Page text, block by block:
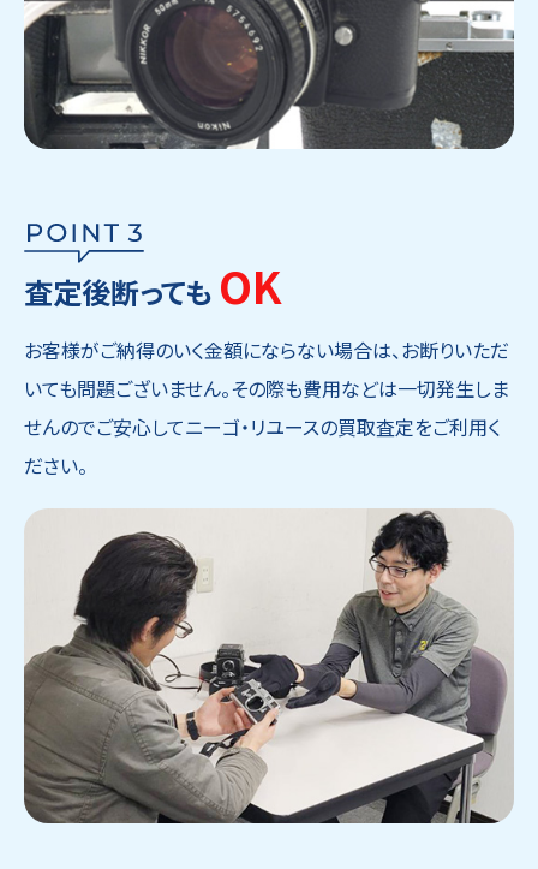
ウェブから1分
かんたん査定見積
フリーダイヤル
0120-1212-25
査定後断っても OK
お客様がご納得のいく金額にならない場合は、お断りいただ
いても問題ございません。その際も費用などは一切発生しま
せんのでご安心してニーゴ・リユースの買取査定をご利用く
ださい。